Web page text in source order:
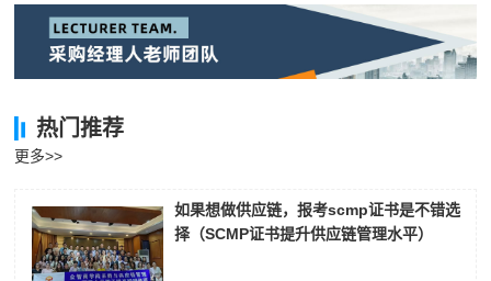
热门推荐
更多>>
如果想做供应链，报考scmp证书是不错选
择（SCMP证书提升供应链管理水平）